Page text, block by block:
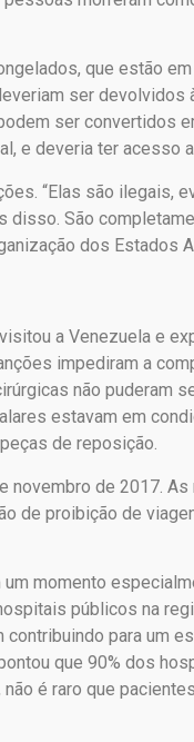
que estão
ser devolvidos
ser convertidos
e deveria ter acesso
“Elas são ilegais,
São
dos Estados
a Venezuela e
impediram a
não puderam
estavam em
de reposição.
novembro de 2017.
de proibição de
momento
públicos na
para um
que 90% dos
é raro que